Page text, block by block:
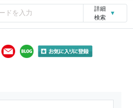
詳細
検索
▼